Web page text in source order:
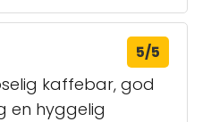
5/5
kaffebar, god
en hyggelig